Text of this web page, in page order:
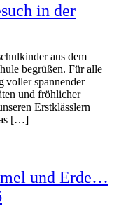
in der
aus dem
begrüßen. Für alle
voller spannender
und fröhlicher
Erstklässlern
[…]
und Erde…